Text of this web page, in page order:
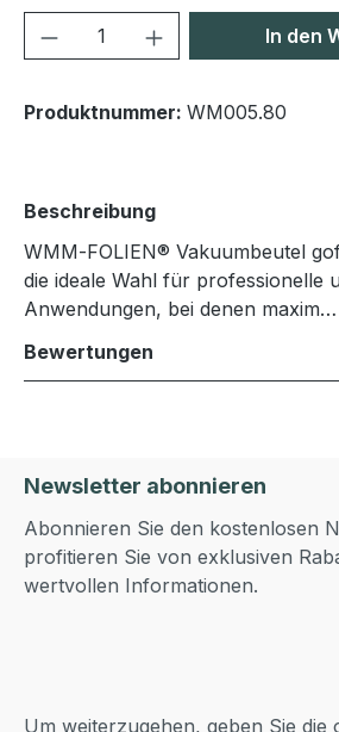
Produkt Anzahl: GibIn den
Produktnummer: WM005.80
Beschreibung
WMM‑FOLIEN® Vakuumbeutel
die ideale Wahl für professionelle
Anwendungen, bei denen maxim…
Bewertungen
Newsletter abonnieren
Abonnieren Sie den kostenlosen
profitieren Sie von exklusiven
wertvollen Informationen.
Um weiterzugehen, geben Sie die